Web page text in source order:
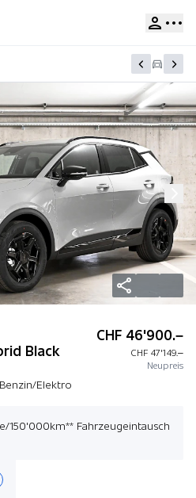
Black
Elektro
CHF 46'900.–
CHF 47'149.–
Neupreis
150'000km** Fahrzeugeintausch